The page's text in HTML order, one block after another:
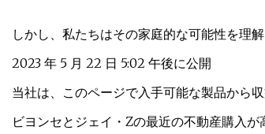
しかし、私たちはその家庭的な可能性を理解
2023 年 5 月 22 日 5:02 午後に公開
当社は、このページで入手可能な製品から
ビヨンセとジェイ・Zの最近の不動産購入